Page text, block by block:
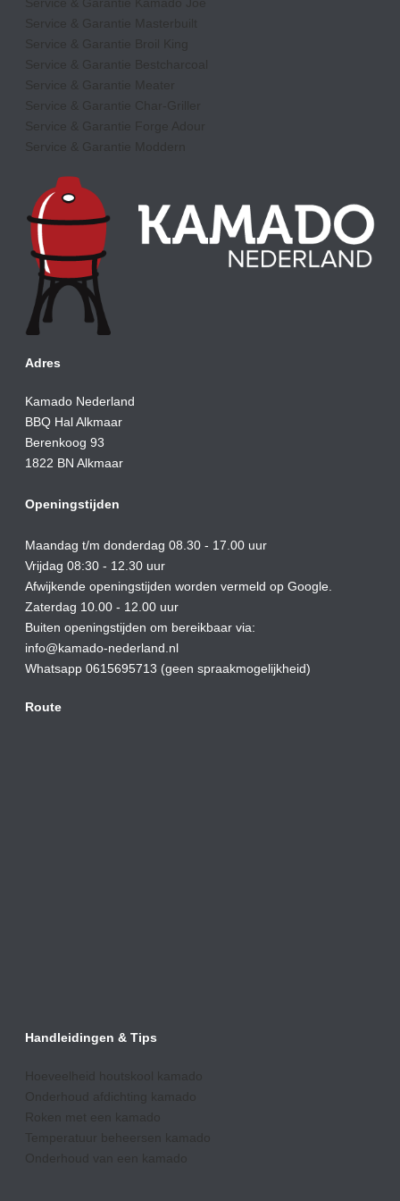
Service & Garantie Kamado Joe
Service & Garantie Masterbuilt
Service & Garantie Broil King
Service & Garantie Bestcharcoal
Service & Garantie Meater
Service & Garantie Char-Griller
Service & Garantie Forge Adour
Service & Garantie Moddern
Adres
Kamado Nederland
BBQ Hal Alkmaar
Berenkoog 93
1822 BN Alkmaar
Openingstijden
Maandag t/m donderdag 08.30 - 17.00 uur
Vrijdag 08:30 - 12.30 uur
Afwijkende openingstijden worden vermeld op Google.
Zaterdag 10.00 - 12.00 uur
Buiten openingstijden om bereikbaar via:
info@kamado-nederland.nl
Whatsapp 0615695713 (geen spraakmogelijkheid)
Route
Handleidingen & Tips
Hoeveelheid houtskool kamado
Onderhoud afdic
hting kamado
Roken met een kamado
Temperatuur beheersen kamado
Onderhoud van een kamado